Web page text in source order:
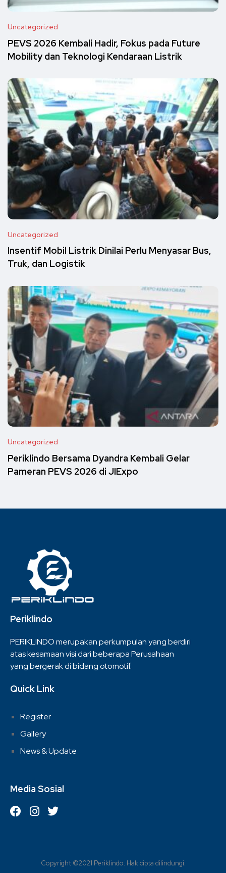
Uncategorized
PEVS 2026 Kembali Hadir, Fokus pada Future
Mobility dan Teknologi Kendaraan Listrik
Uncategorized
Insentif Mobil Listrik Dinilai Perlu Menyasar Bus,
Truk, dan Logistik
Uncategorized
Periklindo Bersama Dyandra Kembali Gelar
Pameran PEVS 2026 di JIExpo
Periklindo
PERIKLINDO merupakan perkumpulan yang berdiri
atas kesamaan visi dari beberapa Perusahaan
yang bergerak di bidang otomotif.
Quick Link
Register
Gallery
News & Update
Media Sosial
Copyright ©2021 Periklindo. Hak cipta dilindungi.